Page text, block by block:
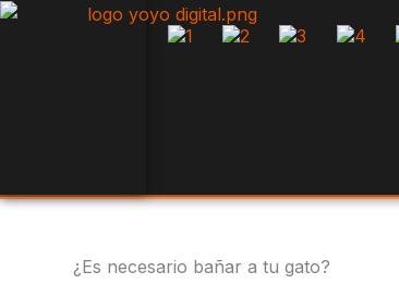
Skip
¿Es necesario bañar a tu gato?